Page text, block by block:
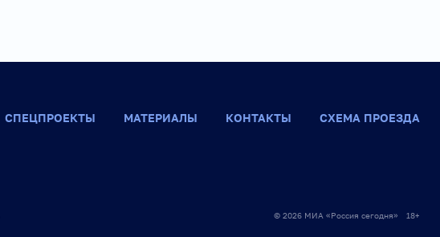
СПЕЦПРОЕКТЫ МАТЕРИАЛЫ КОНТАКТЫ СХЕМА ПРОЕЗДА
© 2026 МИА «Россия сегодня» 18+